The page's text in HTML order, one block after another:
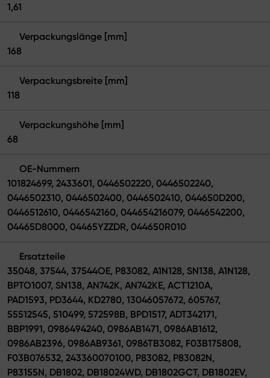
1,61
Verpackungslänge [mm]
168
Verpackungsbreite [mm]
118
Verpackungshöhe [mm]
68
OE-Nummern
101824699, 2433601, 0446502220, 0446502240,
0446502310, 0446502400, 0446502410, 044650D200,
0446512610, 0446542160, 044654216079, 0446542200,
04465D8000, 04465YZZDR, 044650R010
Ersatzteile
35048, 37544, 37544OE, P83082, A1N128, SN138, A1N128,
BPTO1007, SN138, AN742K, AN742KE, ACT1210A,
PAD1593, PD3644, KD2780, 13046057672, 605767,
55512545, 510499, 572598B, BPD1517, ADT342171,
BBP1991, 0986494240, 0986AB1471, 0986AB1612,
0986AB2396, 0986AB9361, 0986TB3082, F03B175808,
F03B076532, 243360070100, P83082, P83082N,
P83155N, DB1802, DB18024WD, DB1802GCT, DB1802EV,